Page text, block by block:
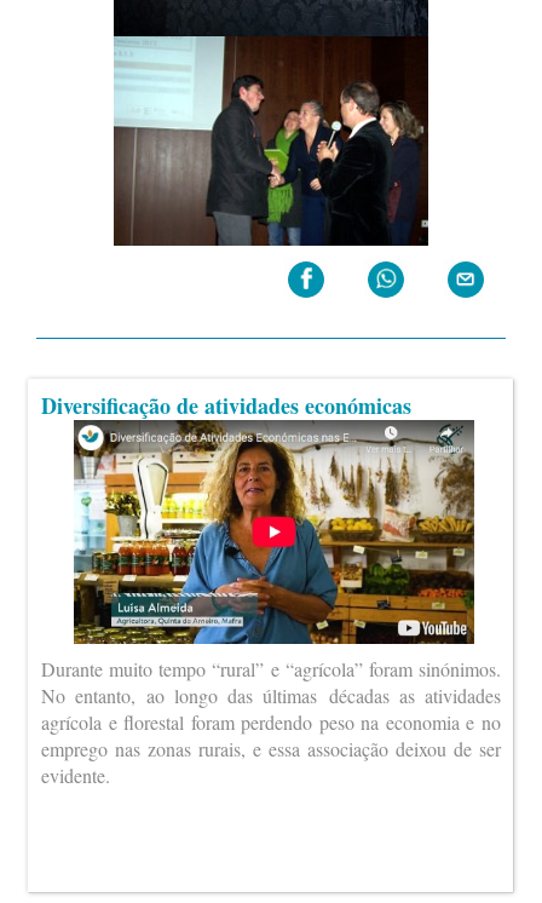
Diversificação de atividades económicas
Durante muito tempo “rural” e “agrícola” foram sinónimos.
No entanto, ao longo das últimas décadas as atividades
agrícola e florestal foram perdendo peso na economia e no
emprego nas zonas rurais, e essa associação deixou de ser
evidente.